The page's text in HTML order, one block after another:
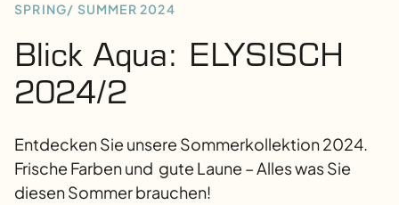
SPRING/ SUMMER 2024
Blick Aqua: ELYSISCH
2024/2
Entdecken Sie unsere Sommerkollektion 2024.
Frische Farben und gute Laune – Alles was Sie
diesen Sommer brauchen!